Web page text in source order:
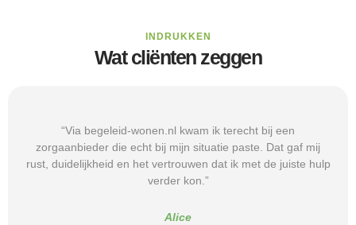
INDRUKKEN
Wat cliënten zeggen
“Via begeleid-wonen.nl kwam ik terecht bij een
zorgaanbieder die echt bij mijn situatie paste. Dat gaf mij
rust, duidelijkheid en het vertrouwen dat ik met de juiste hulp
verder kon.”
Alice